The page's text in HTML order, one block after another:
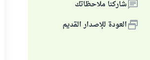
شاركنا ملاحظاتك
العودة للإصدار القديم